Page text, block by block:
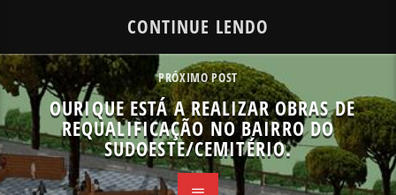
CONTINUE LENDO
PRÓXIMO POST
OURIQUE ESTÁ A REALIZAR OBRAS DE
REQUALIFICAÇÃO NO BAIRRO DO
SUDOESTE/CEMITÉRIO.